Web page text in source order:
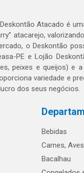
Atacado é
atacarejo,
o Deskontão
PE e Lojão
peixes e queijos) e
variedade e
dos seus negócios.
Bebidas
Carnes,
Bacalhau